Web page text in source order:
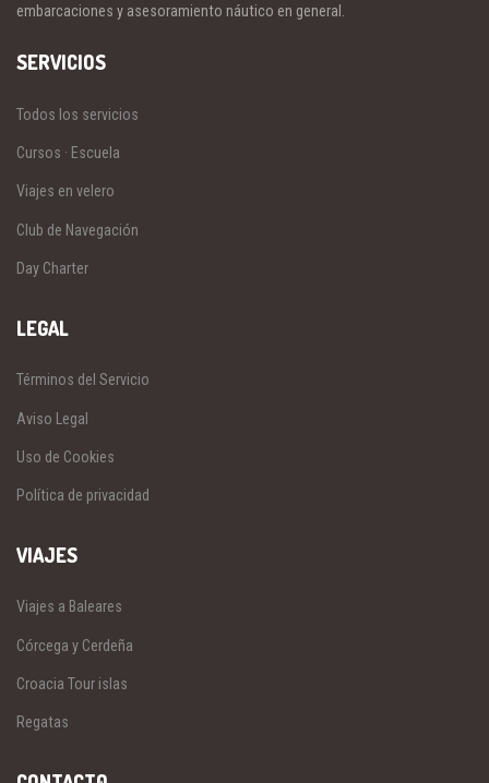
embarcaciones y asesoramiento náutico en general.
SERVICIOS
Todos los servicios
Cursos · Escuela
Viajes en velero
Club de Navegación
Day Charter
LEGAL
Términos del Servicio
Aviso Legal
Uso de Cookies
Política de privacidad
VIAJES
Viajes a Baleares
Córcega y Cerdeña
Croacia Tour islas
Regatas